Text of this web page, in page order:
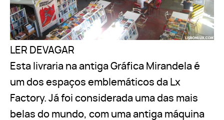
LER DEVAGAR
Esta livraria na antiga Gráfica Mirandela é
um dos espaços emblemáticos da Lx
Factory. Já foi considerada uma das mais
belas do mundo, com uma antiga máquina